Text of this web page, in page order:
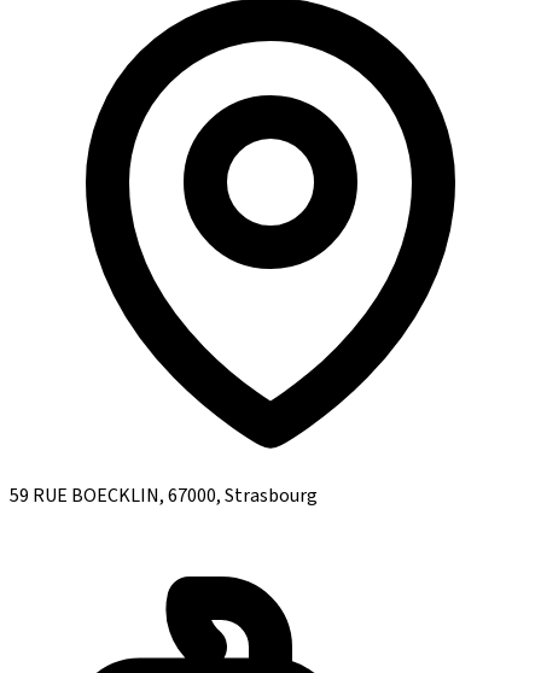
59 RUE BOECKLIN, 67000, Strasbourg